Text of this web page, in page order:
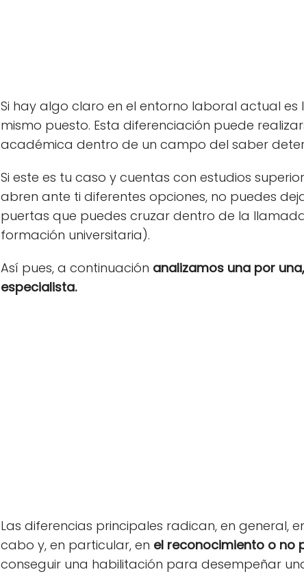
Si hay algo claro en el entorno laboral actual
mismo puesto. Esta diferenciación puede
académica dentro de un campo del saber
Si este es tu caso y cuentas con estudios
abren ante ti diferentes opciones, no puedes
puertas que puedes cruzar dentro de la
formación universitaria).
Así pues, a continuación analizamos una por
especialista.
Las diferencias principales radican, en general,
cabo y, en particular, en el reconocimiento o no
conseguir una habilitación para desempeñar